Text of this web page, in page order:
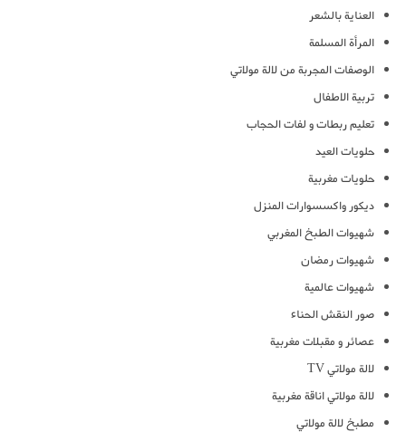
العناية بالشعر
المرأة المسلمة
الوصفات المجربة من لالة مولاتي
تربية الاطفال
تعليم ربطات و لفات الحجاب
حلويات العيد
حلويات مغربية
ديكور واكسسوارات المنزل
شهيوات الطبخ المغربي
شهيوات رمضان
شهيوات عالمية
صور النقش الحناء
عصائر و مقبلات مغربية
لالة مولاتي TV
لالة مولاتي اناقة مغربية
مطبخ لالة مولاتي